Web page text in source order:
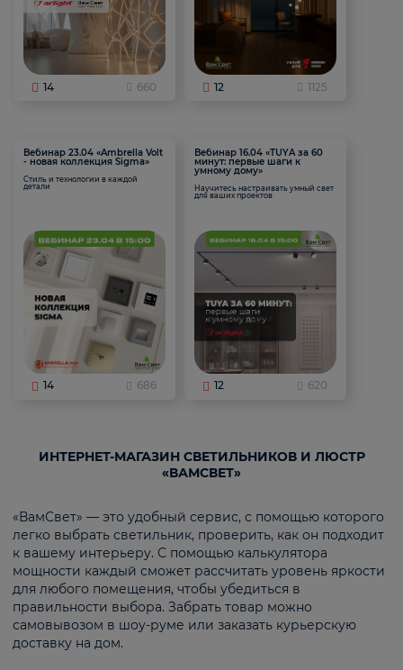
14 660 12 1125
Вебинар 23.04 «Ambrella Volt
- новая коллекция Sigma»
Стиль и технологии в каждой
детали
14 686
Вебинар 16.04 «TUYA за 60
минут: первые шаги к
умному дому»
Научитесь настраивать умный свет
для ваших проектов
12 620
ИНТЕРНЕТ-МАГАЗИН СВЕТИЛЬНИКОВ И ЛЮСТР
«ВАМСВЕТ»
«ВамСвет» — это удобный сервис, с помощью которого
легко выбрать светильник, проверить, как он подходит
к вашему интерьеру. С помощью калькулятора
мощности каждый сможет рассчитать уровень яркости
для любого помещения, чтобы убедиться в
правильности выбора. Забрать товар можно
самовывозом в шоу-руме или заказать курьерскую
доставку на дом.